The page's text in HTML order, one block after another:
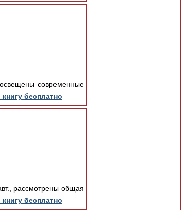
современные
книгу бесплатно
рассмотрены общая
книгу бесплатно